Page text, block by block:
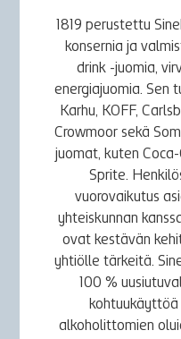
1819 perustettu
konsernia ja
drink -juomia,
energiajuomia. Sen
Karhu, KOFF,
Crowmoor sekä
juomat, kuten
Sprite.
vuorovaikutus
yhteiskunnan
ovat kestävän
yhtiölle tärkeitä.
100 %
alkoholittomien